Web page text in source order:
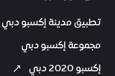
تطبيق مدينة إكسبو دبي
مجموعة إكسبو دبي
إكسبو 2020 دبي